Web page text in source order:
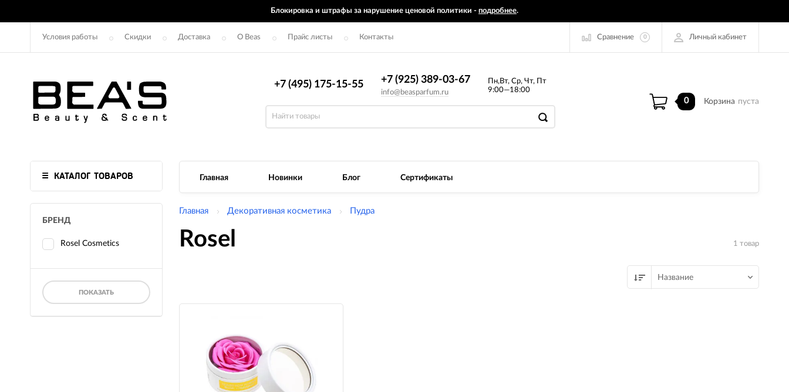
Блокировка и штрафы за нарушение ценовой политики - подробнее.
Условия работы Скидки Доставка О Beas Прайс листы Контакты Сравнение 0 Личный кабинет
+7 (495) 175-15-55 +7 (925) 389-03-67
info@beasparfum.ru
Пн,Вт, Ср, Чт, Пт
9:00—18:00
0 Корзина пуста
КАТАЛОГ ТОВАРОВ
БРЕНД
Rosel Cosmetics
ПОКАЗАТЬ
Главная Новинки Блог Сертификаты
Главная Декоративная косметика Пудра
Rosel 1 товар
Название